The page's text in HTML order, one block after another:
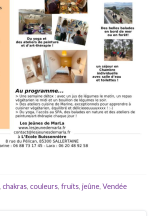
, chakras, couleurs, fruits, jeûne, Vendée